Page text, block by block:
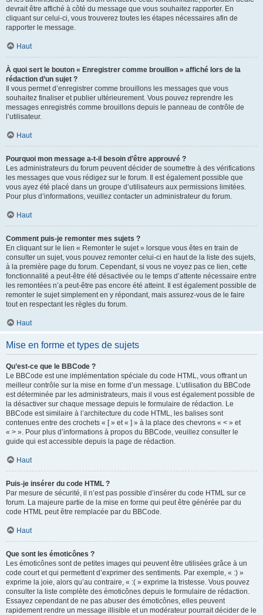
devrait être affiché à côté du message que vous souhaitez rapporter. En
cliquant sur celui-ci, vous trouverez toutes les étapes nécessaires afin de
rapporter le message.
Haut
À quoi sert le bouton « Enregistrer comme brouillon » affiché lors de la
rédaction d’un sujet ?
Il vous permet d’enregistrer comme brouillons les messages que vous
souhaitez finaliser et publier ultérieurement. Vous pouvez reprendre les
messages enregistrés comme brouillons depuis le panneau de contrôle de
l’utilisateur.
Haut
Pourquoi mon message a-t-il besoin d’être approuvé ?
Les administrateurs du forum peuvent décider de soumettre à des vérifications
les messages que vous rédigez sur le forum. Il est également possible que
vous ayez été placé dans un groupe d’utilisateurs aux permissions limitées.
Pour plus d’informations, veuillez contacter un administrateur du forum.
Haut
Comment puis-je remonter mes sujets ?
En cliquant sur le lien « Remonter le sujet » lorsque vous êtes en train de
consulter un sujet, vous pouvez remonter celui-ci en haut de la liste des sujets,
à la première page du forum. Cependant, si vous ne voyez pas ce lien, cette
fonctionnalité a peut-être été désactivée ou le temps d’attente nécessaire entre
les remontées n’a peut-être pas encore été atteint. Il est également possible de
remonter le sujet simplement en y répondant, mais assurez-vous de le faire
tout en respectant les règles du forum.
Haut
Mise en forme et types de sujets
Qu’est-ce que le BBCode ?
Le BBCode est une implémentation spéciale du code HTML, vous offrant un
meilleur contrôle sur la mise en forme d’un message. L’utilisation du BBCode
est déterminée par les administrateurs, mais il vous est également possible de
la désactiver sur chaque message depuis le formulaire de rédaction. Le
BBCode est similaire à l’architecture du code HTML, les balises sont
contenues entre des crochets « [ » et « ] » à la place des chevrons « < » et
« > ». Pour plus d’informations à propos du BBCode, veuillez consulter le
guide qui est accessible depuis la page de rédaction.
Haut
Puis-je insérer du code HTML ?
Par mesure de sécurité, il n’est pas possible d’insérer du code HTML sur ce
forum. La majeure partie de la mise en forme qui peut être générée par du
code HTML peut être remplacée par du BBCode.
Haut
Que sont les émoticônes ?
Les émoticônes sont de petites images qui peuvent être utilisées grâce à un
code court et qui permettent d’exprimer des sentiments. Par exemple, « :) »
exprime la joie, alors qu’au contraire, « :( » exprime la tristesse. Vous pouvez
consulter la liste complète des émoticônes depuis le formulaire de rédaction.
Essayez cependant de ne pas abuser des émoticônes, elles peuvent
rapidement rendre un message illisible et un modérateur pourrait décider de le